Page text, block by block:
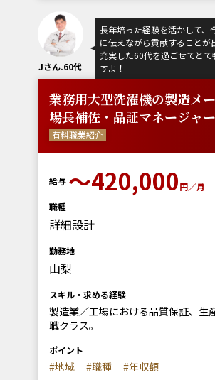
Jさん.60代
長年培った経験を活かして、
に伝えながら貢献することが
充実した60代を過ごせてとて
すよ！
業務用大型洗濯機の製造メ
場長補佐・品証マネージャー
有料職業紹介
給与 〜420,000円／月
職種
詳細設計
勤務地
山梨
スキル・求める経験
製造業／工場における品質保証、生
職クラス。
ポイント
#地域 #職種 #年収額